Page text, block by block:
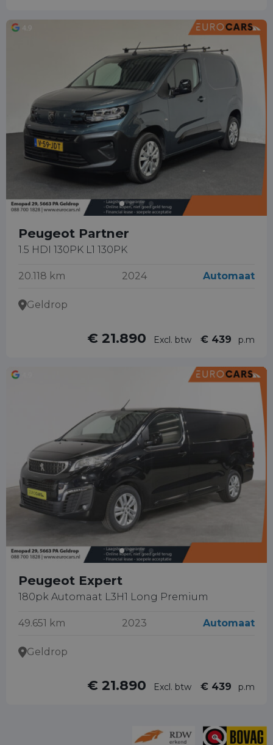
Peugeot Partner
1.5 HDI 130PK L1 130PK
20.118 km 2024 Automaat
Geldrop
€ 21.890 Excl. btw € 439 p.m
Peugeot Expert
180pk Automaat L3H1 Long Premium
49.651 km 2023 Automaat
Geldrop
€ 21.890 Excl. btw € 439 p.m